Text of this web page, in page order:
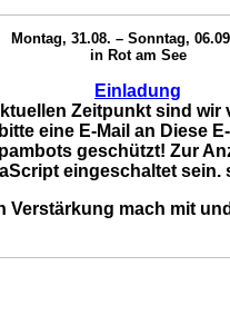
Montag, 31.08. – Sonntag,
in Rot am See
Einladung
Zeitpunkt sind wir
eine E-Mail an Diese
geschützt! Zur
eingeschaltet sein.
Verstärkung mach mit